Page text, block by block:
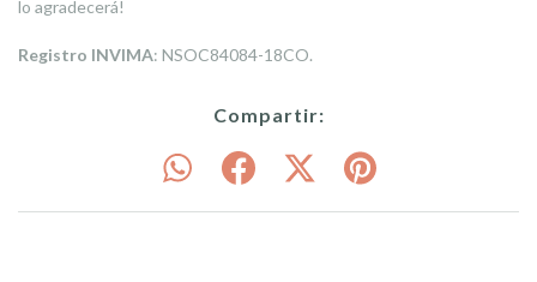
lo agradecerá!
Registro INVIMA: NSOC84084-18CO.
Compartir: